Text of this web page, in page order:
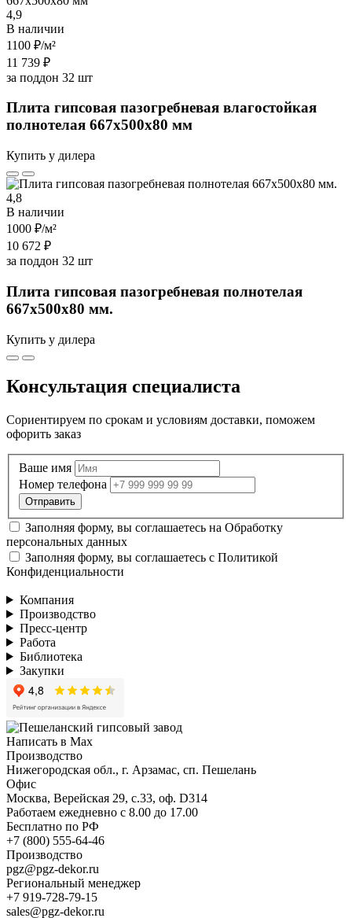
4,9
В наличии
1100 ₽/м²
11 739 ₽
за поддон 32 шт
Плита гипсовая пазогребневая влагостойкая
полнотелая 667х500х80 мм
Купить у дилера
4,8
В наличии
1000 ₽/м²
10 672 ₽
за поддон 32 шт
Плита гипсовая пазогребневая полнотелая
667х500х80 мм.
Купить у дилера
Консультация специалиста
Сориентируем по срокам и условиям доставки, поможем
офорить заказ
Ваше имя
Номер телефона
Заполняя форму, вы соглашаетесь на Обработку
персональных данных
Заполняя форму, вы соглашаетесь с Политикой
Конфиденциальности
Компания
Производство
Пресс-центр
Работа
Библиотека
Закупки
Написать в Max
Производство
Нижегородская обл., г. Арзамас, сп. Пешелань
Офис
Москва, Верейская 29, с.33, оф. D314
Работаем ежедневно с 8.00 до 17.00
Бесплатно по РФ
+7 (800) 555-64-46
Производство
pgz@pgz-dekor.ru
Региональный менеджер
+7 919-728-79-15
sales@pgz-dekor.ru